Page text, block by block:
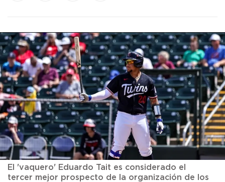
El 'vaquero' Eduardo Tait es considerado el
tercer mejor prospecto de la organización de los